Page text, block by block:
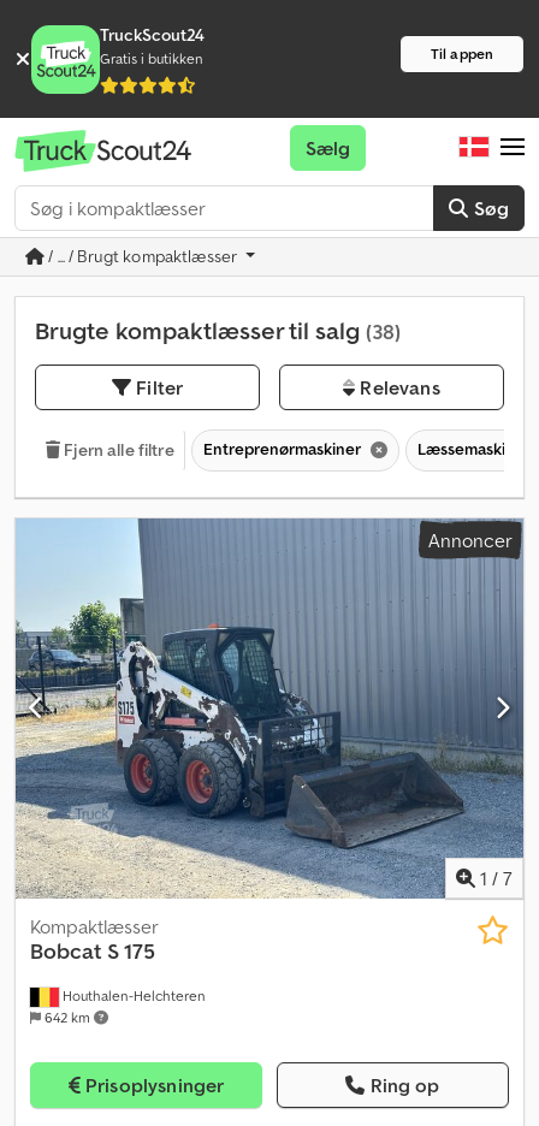
TruckScout24
Gratis i butikken Til appen
Søg
Sælg
/ ... / Brugt kompaktlæsser
Brugte kompaktlæsser til salg (38)
Filter Relevans
Fjern alle filtre Entreprenørmaskiner Læssemaskine
Annoncer
1 / 7
Houthalen-Helchteren
642 km
Kompaktlæsser
Bobcat S 175
Prisoplysninger Ring op